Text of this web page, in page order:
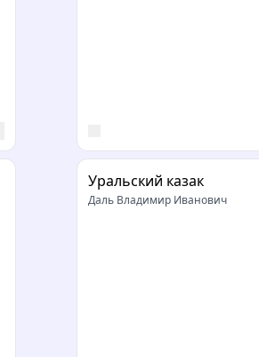
Уральский казак
Даль Владимир Иванович